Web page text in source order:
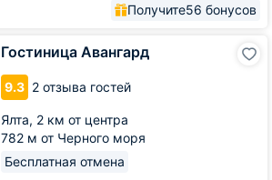
Получите56 бонусов
Гостиница Авангард
9.3 2 отзыва гостей
Ялта, 2 км от центра
782 м от Черного моря
Бесплатная отмена